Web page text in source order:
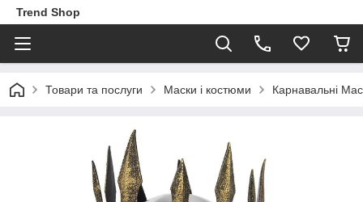
Trend Shop
Товари та послуги Маски і костюми Карнавальні